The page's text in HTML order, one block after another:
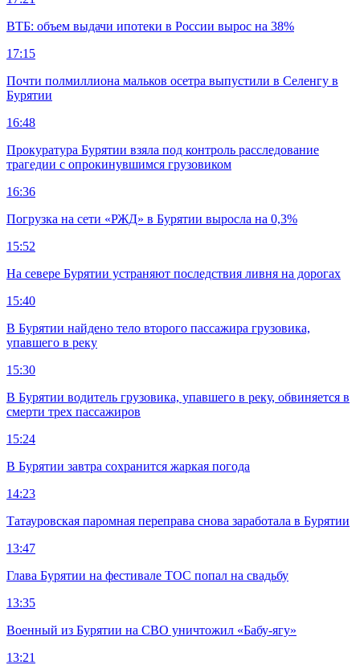
ВТБ: объем выдачи ипотеки в России вырос на 38%
17:15
Почти полмиллиона мальков осетра выпустили в Селенгу в
Бурятии
16:48
Прокуратура Бурятии взяла под контроль расследование
трагедии с опрокинувшимся грузовиком
16:36
Погрузка на сети «РЖД» в Бурятии выросла на 0,3%
15:52
На севере Бурятии устраняют последствия ливня на дорогах
15:40
В Бурятии найдено тело второго пассажира грузовика,
упавшего в реку
15:30
В Бурятии водитель грузовика, упавшего в реку, обвиняется в
смерти трех пассажиров
15:24
В Бурятии завтра сохранится жаркая погода
14:23
Татауровская паромная переправа снова заработала в Бурятии
13:47
Глава Бурятии на фестивале ТОС попал на свадьбу
13:35
Военный из Бурятии на СВО уничтожил «Бабу-ягу»
13:21